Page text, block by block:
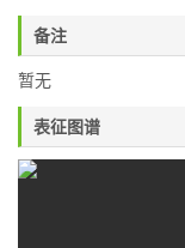
备注
暂无
表征图谱